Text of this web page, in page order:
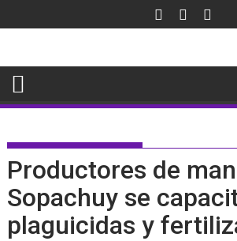
al
Productores de
Sopachuy se
plaguicidas y